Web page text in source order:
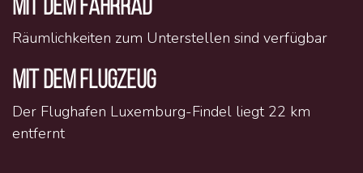
MIT DEM FAHRRAD
Räumlichkeiten zum Unterstellen sind verfügbar
MIT DEM FLUGZEUG
Der Flughafen Luxemburg-Findel liegt 22 km
entfernt